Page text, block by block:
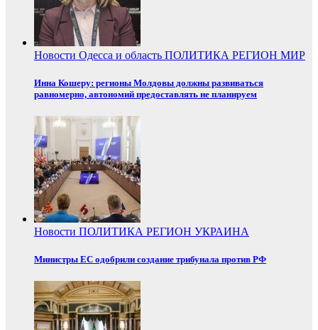
Новости Одесса и область ПОЛИТИКА РЕГИОН МИР
Инна Кошеру: регионы Молдовы должны развиваться
равномерно, автономий предоставлять не планируем
Новости ПОЛИТИКА РЕГИОН УКРАИНА
Министры ЕС одобрили создание трибунала против РФ